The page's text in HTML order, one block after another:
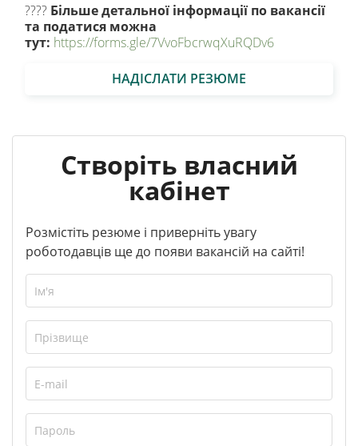
???? Більше детальної інформації по вакансії
та податися можна
тут: https://forms.gle/7VvoFbcrwqXuRQDv6
НАДІСЛАТИ РЕЗЮМЕ
Створіть власний
кабінет
Розмістіть резюме і приверніть увагу
роботодавців ще до появи вакансій на сайті!